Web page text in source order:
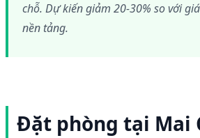
chỗ. Dự kiến giảm 20-30% so với
nền tảng.
Đặt phòng tại Mai